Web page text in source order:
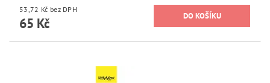
53,72 Kč bez DPH
65 Kč